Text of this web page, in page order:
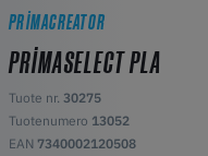
PRIMACREATOR
PRIMASELECT PLA
Tuote nr. 30275
Tuotenumero 13052
EAN 7340002120508